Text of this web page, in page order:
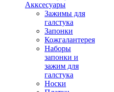
Акксесуары
Зажимы для
галстука
Запонки
Кожгалантерея
Наборы
запонки и
зажим для
галстука
Носки